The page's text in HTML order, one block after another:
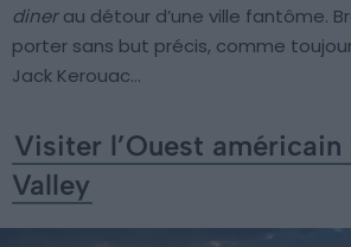
dinerau détour d’une ville fantôme.
porter sans but précis, comme
Jack Kerouac…
Visiter l’Ouest américain
Valley